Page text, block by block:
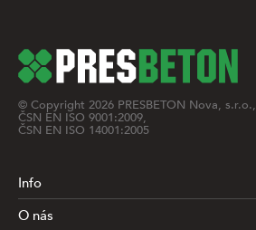
© Copyright 2026 PRESBETON Nova, s.r.o.,
ČSN EN ISO 9001:2009,
ČSN EN ISO 14001:2005
Info
O nás